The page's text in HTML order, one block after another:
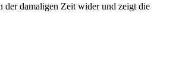
der damaligen Zeit wider und zeigt die